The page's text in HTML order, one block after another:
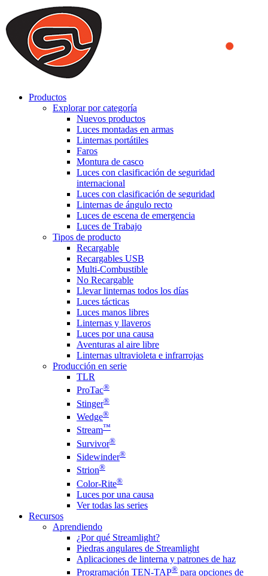
We use cookies to ensure that we provide you the best experience
on our website. By continuing to browse this website, you accept
that cookies are used to help us analyze how the website is used and
to offer you a better experience. To learn more or to find out how
you can disable cookies, you can access our
Productos
Explorar por categoría
Nuevos productos
Luces montadas en armas
Linternas portátiles
Faros
Montura de casco
Luces con clasificación de seguridad
internacional
Luces con clasificación de seguridad
Linternas de ángulo recto
Luces de escena de emergencia
Luces de Trabajo
Tipos de producto
Recargable
Recargables USB
Multi-Combustible
No Recargable
Llevar linternas todos los días
Luces tácticas
Luces manos libres
Linternas y llaveros
Luces por una causa
Aventuras al aire libre
Linternas ultravioleta e infrarrojas
Producción en serie
TLR
ProTac®
Stinger®
Wedge®
Stream™
Survivor®
Sidewinder®
Strion®
Color-Rite®
Luces por una causa
Ver todas las series
Recursos
Aprendiendo
¿Por qué Streamlight?
Piedras angulares de Streamlight
Aplicaciones de linterna y patrones de haz
Programación TEN-TAP® para opciones de